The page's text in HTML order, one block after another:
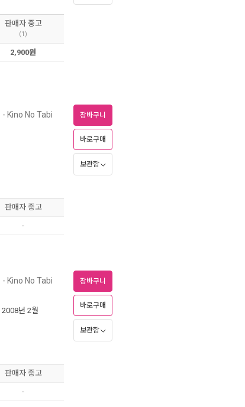
판매자 중고
(1)
2,900원
- Kino No Tabi 장바구니
바로구매
보관함
판매자 중고
-
- Kino No Tabi
2008년 2월
장바구니
바로구매
보관함
판매자 중고
-